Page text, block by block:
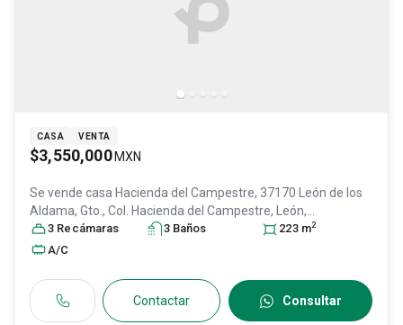
CASA VENTA
$3,550,000 MXN
Se vende casa Hacienda del Campestre, 37170 León de los
Aldama, Gto., Col. Hacienda del Campestre,
León,
Guanajuato, México , C.P. 37170, ID: 30642459
3 Recámaras 3 Baños 223 m2
A/C
Contactar Consultar